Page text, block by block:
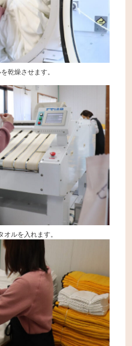
乾燥させます。
オルを入れます。